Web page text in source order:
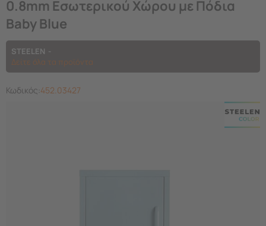
0.8mm Εσωτερικού Χώρου με Πόδια
Baby Blue
STEELEN
Δείτε όλα τα προϊόντα
Κωδικός:452.03427